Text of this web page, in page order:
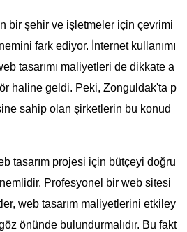
bir şehir ve işletmeler için çevrimi
fark ediyor. İnternet kullanımı
tasarımı maliyetleri de dikkate a
haline geldi. Peki, Zonguldak'ta p
sahip olan şirketlerin bu konud
tasarım projesi için bütçeyi doğru
Profesyonel bir web sitesi
web tasarım maliyetlerini etkiley
önünde bulundurmalıdır. Bu fakt